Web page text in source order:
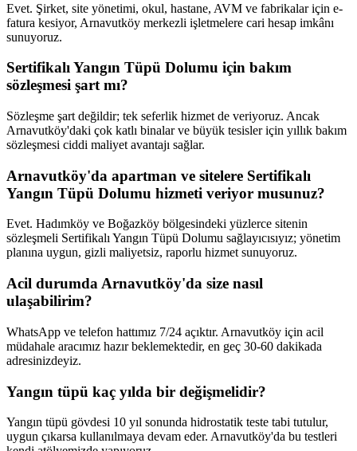
Evet. Şirket, site yönetimi, okul, hastane, AVM ve fabrikalar için e-
fatura kesiyor, Arnavutköy merkezli işletmelere cari hesap imkânı
sunuyoruz.
Sertifikalı Yangın Tüpü Dolumu için bakım
sözleşmesi şart mı?
Sözleşme şart değildir; tek seferlik hizmet de veriyoruz. Ancak
Arnavutköy'daki çok katlı binalar ve büyük tesisler için yıllık bakım
sözleşmesi ciddi maliyet avantajı sağlar.
Arnavutköy'da apartman ve sitelere Sertifikalı
Yangın Tüpü Dolumu hizmeti veriyor musunuz?
Evet. Hadımköy ve Boğazköy bölgesindeki yüzlerce sitenin
sözleşmeli Sertifikalı Yangın Tüpü Dolumu sağlayıcısıyız; yönetim
planına uygun, gizli maliyetsiz, raporlu hizmet sunuyoruz.
Acil durumda Arnavutköy'da size nasıl
ulaşabilirim?
WhatsApp ve telefon hattımız 7/24 açıktır. Arnavutköy için acil
müdahale aracımız hazır beklemektedir, en geç 30-60 dakikada
adresinizdeyiz.
Yangın tüpü kaç yılda bir değişmelidir?
Yangın tüpü gövdesi 10 yıl sonunda hidrostatik teste tabi tutulur,
uygun çıkarsa kullanılmaya devam eder. Arnavutköy'da bu testleri